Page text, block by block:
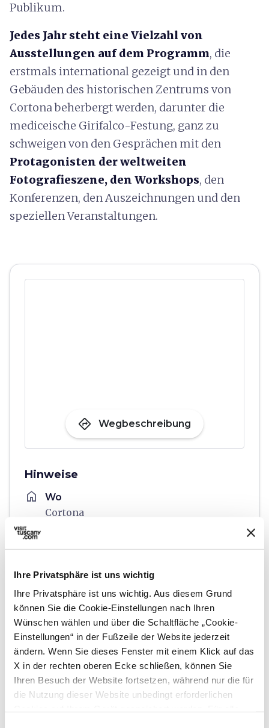
Ihre Privatsphäre ist uns wichtig
Ihre Privatsphäre ist uns wichtig. Aus diesem Grund
können Sie die Cookie-Einstellungen nach Ihren
Wünschen wählen und über die Schaltfläche „Cookie-
Einstellungen“ in der Fußzeile der Website jederzeit
ändern. Wenn Sie dieses Fenster mit einem Klick auf das
X in der rechten oberen Ecke schließen, können Sie
Ihren Besuch der Website fortsetzen, während nur die für
die Nutzung dieser Website unbedingt erforderlichen
Publikum.
Jedes Jahr steht eine Vielzahl von
Ausstellungen auf dem Programm, die
erstmals international gezeigt und in den
Gebäuden des historischen Zentrums von
Cortona beherbergt werden, darunter die
mediceische Girifalco-Festung, ganz zu
schweigen von den Gesprächen mit den
Protagonisten der weltweiten
Fotografieszene, den Workshops, den
Konferenzen, den Auszeichnungen und den
speziellen Veranstaltungen.
directions Wegbeschreibung
Hinweise
home Wo
Cortona
schedule Wann
info@cortonaonthemove.com open_in_new
language Website
http://www.cortonaonthemove.com open_in_new
euro Preis
Von 0 bis 18€